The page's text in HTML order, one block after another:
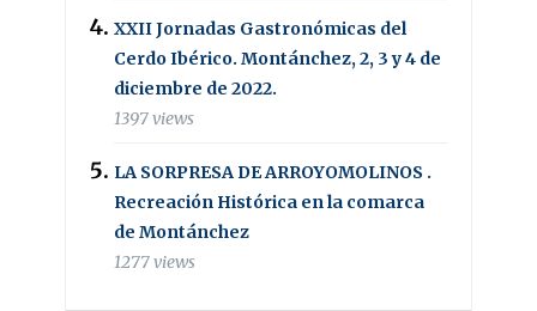
XXII Jornadas Gastronómicas del
Cerdo Ibérico. Montánchez, 2, 3 y 4 de
diciembre de 2022.
1397 views
LA SORPRESA DE ARROYOMOLINOS .
Recreación Histórica en la comarca
de Montánchez
1277 views